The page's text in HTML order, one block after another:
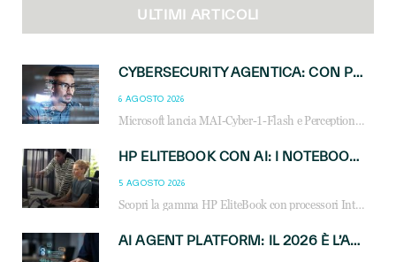
ULTIMI ARTICOLI
CYBERSECURITY AGENTICA: CON PERCEPTION E MAI-CYBER-1-FLASH MICROSOFT APRE NUOVI SERVIZI PER IL CANALE
6 AGOSTO 2026
Microsoft lancia MAI-Cyber-1-Flash e Perception: cybersecurity agentica in preview dal 3 novembre. Cosa cambia per MSP, system integrator e reseller.
HP ELITEBOOK CON AI: I NOTEBOOK BUSINESS INTELLIGENTI CHE TRASFORMANO PRODUTTIVITÀ, SICUREZZA E LAVORO IBRIDO
5 AGOSTO 2026
Scopri la gamma HP EliteBook con processori Intel® Core™ Ultra e AMD Ryzen™ AI. Notebook business progettati per aumentare la produttività, migliorare la collaborazione e garantire sicurezza avanzata in ufficio e in mobilità.
AI AGENT PLATFORM: IL 2026 È L’ANNO DEL «SISTEMA OPERATIVO» PER GLI AGENTI AZIENDALI